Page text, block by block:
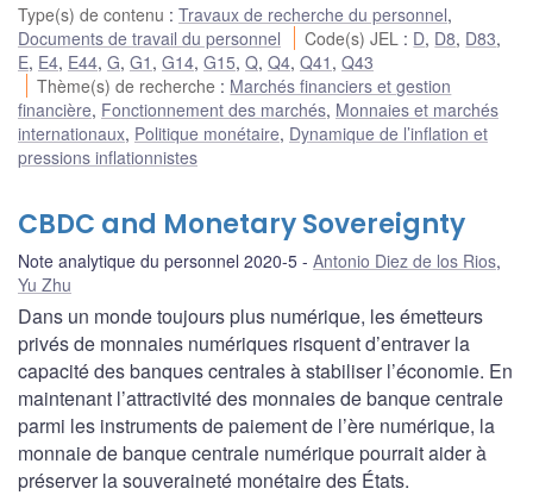
Type(s) de contenu : Travaux de recherche du personnel,
Documents de travail du personnel
Code(s) JEL : D, D8, D83,
E, E4, E44, G, G1 , G14, G15, Q, Q4, Q41 , Q43
Thème(s) de recherche : Marchés financiers et gestion
financière, Fonctionnement des marchés, Monnaies et marchés
internationaux, Politique monétaire, Dynamique de l’inflation et
pressions inflationnistes
CBDC and Monetary Sovereignty
Note analytique du personnel 2020-5 Antonio Diez de los Rios,
Yu Zhu
Dans un monde toujours plus numérique, les émetteurs
privés de monnaies numériques risquent d’entraver la
capacité des banques centrales à stabiliser l’économie. En
maintenant l’attractivité des monnaies de banque centrale
parmi les instruments de paiement de l’ère numérique, la
monnaie de banque centrale numérique pourrait aider à
préserver la souveraineté monétaire des États.